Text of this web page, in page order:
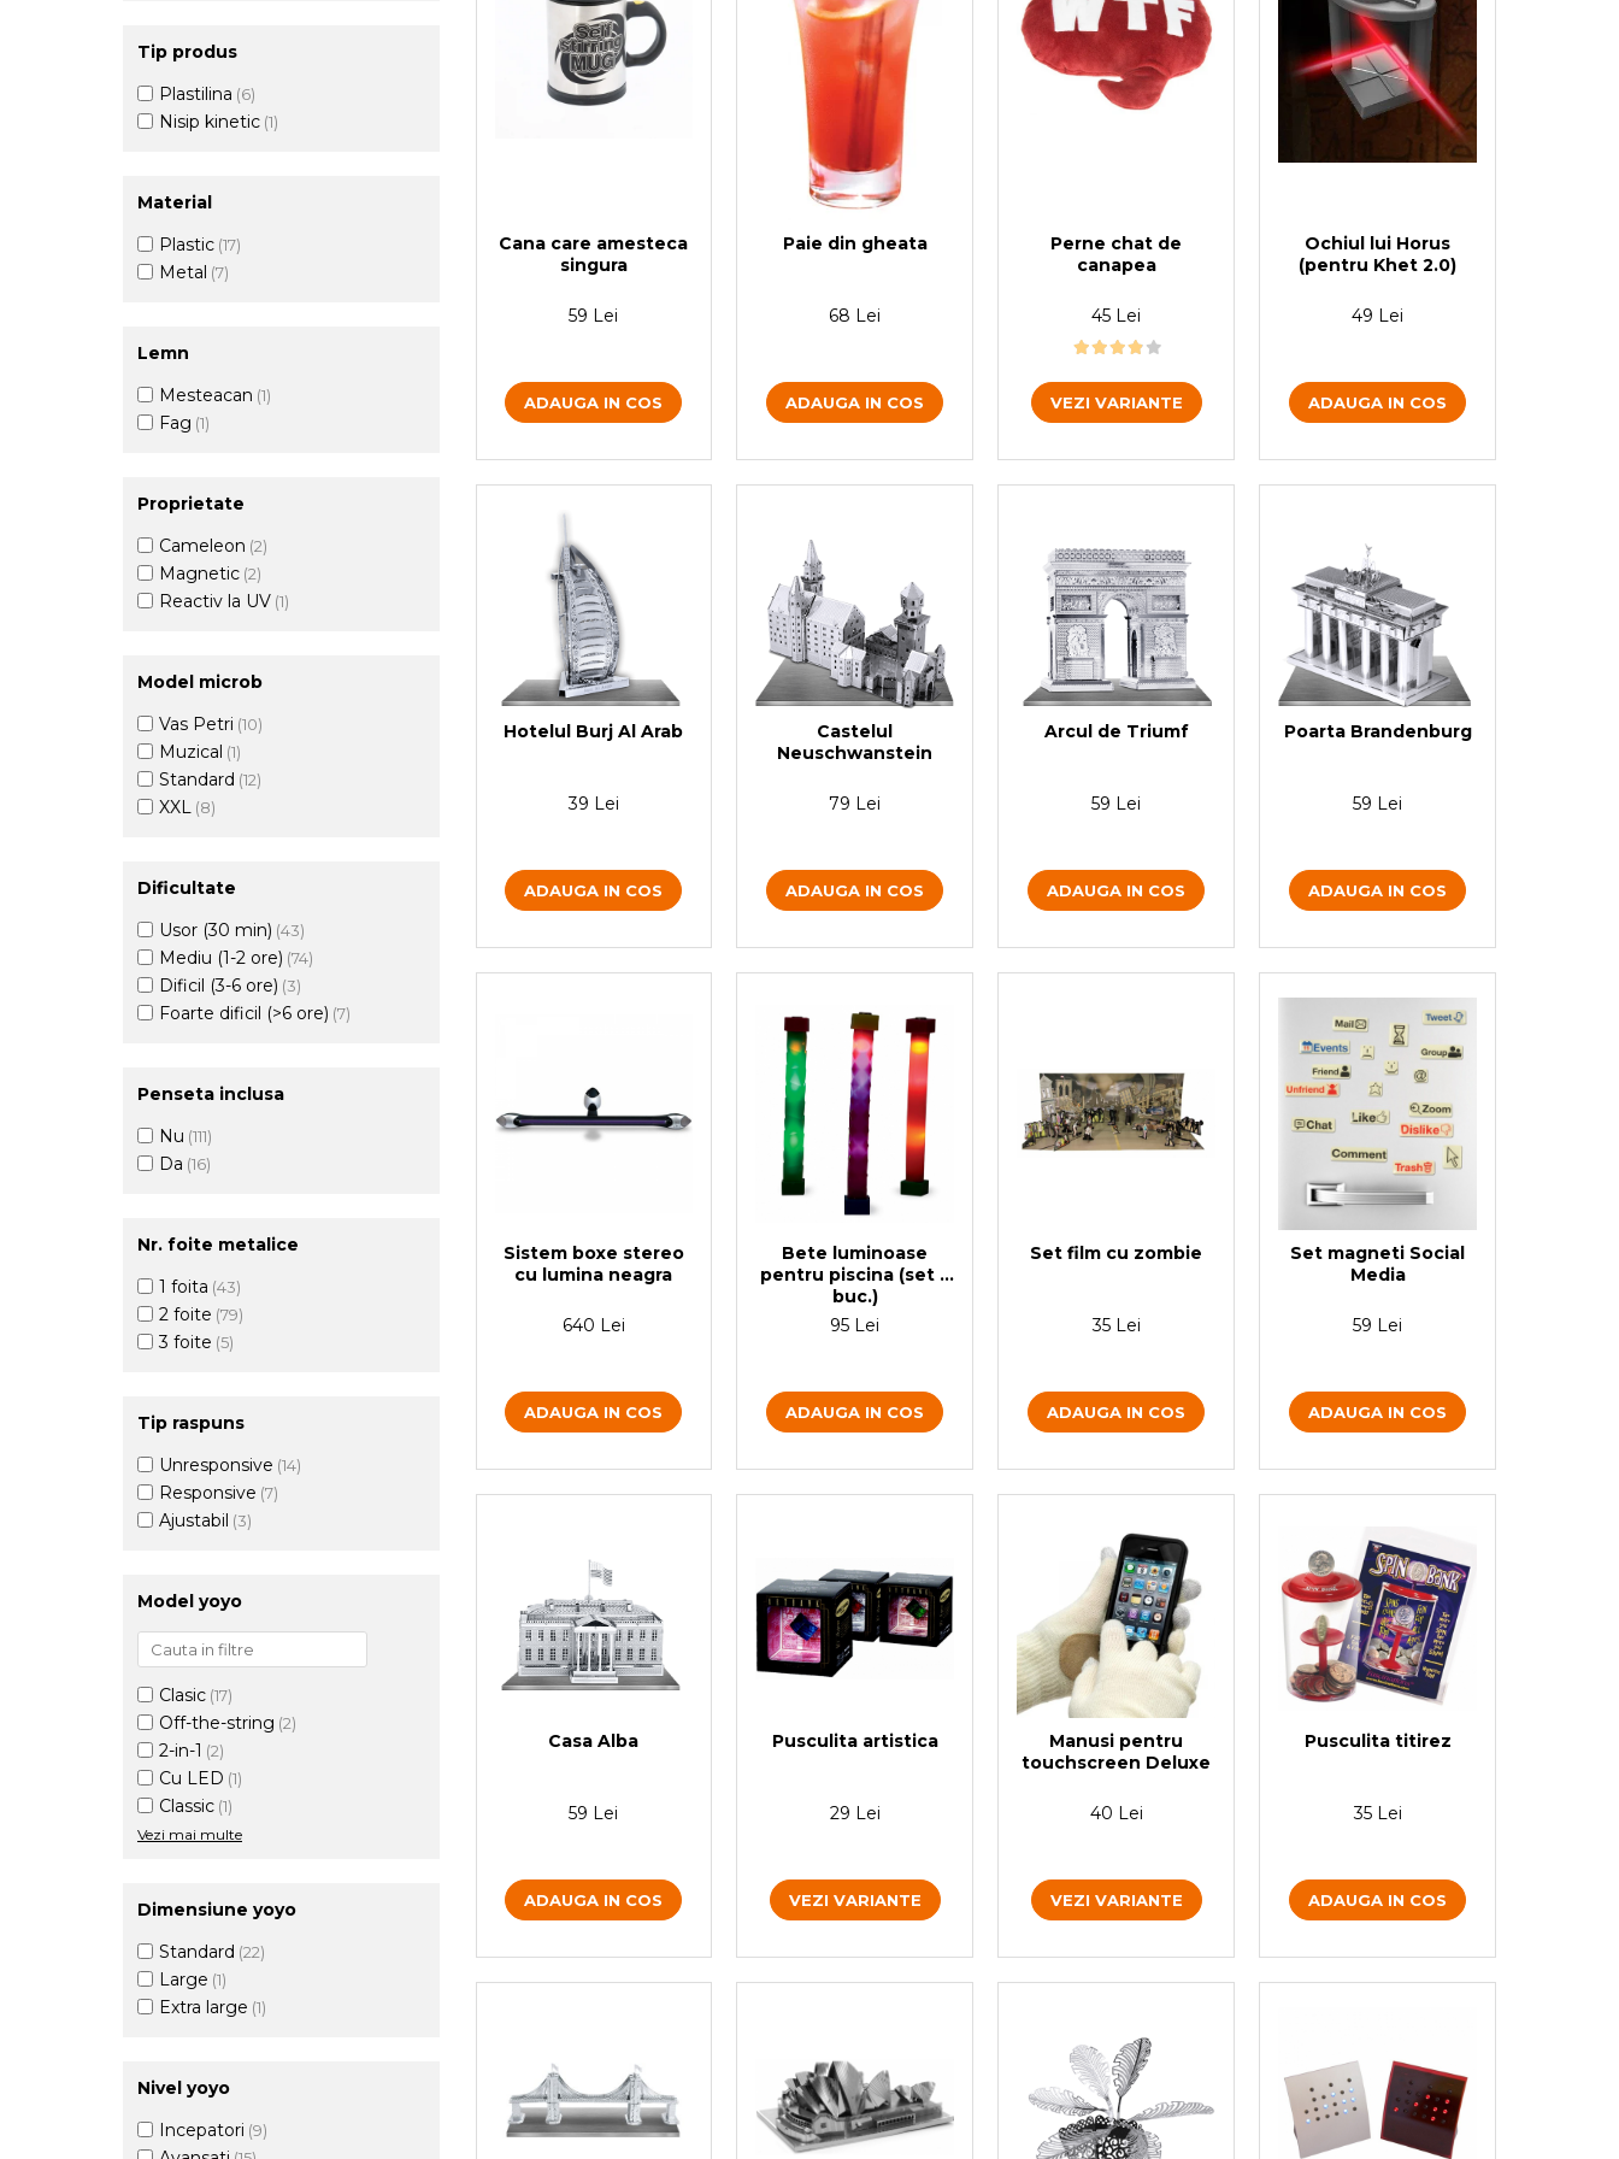
Tip produs
Plastilina (6)
Nisip kinetic (1)
Material
Plastic (17)
Metal (7)
Lemn
Mesteacan (1)
Fag (1)
Proprietate
Cameleon (2)
Magnetic (2)
Reactiv la UV (1)
Model microb
Vas Petri (10)
Muzical (1)
Standard (12)
XXL (8)
Dificultate
Usor (30 min) (43)
Mediu (1-2 ore) (74)
Dificil (3-6 ore) (3)
Foarte dificil (>6 ore) (7)
Penseta inclusa
Nu (111)
Da (16)
Nr. foite metalice
1 foita (43)
2 foite (79)
3 foite (5)
Tip raspuns
Unresponsive (14)
Responsive (7)
Ajustabil (3)
Model yoyo
Clasic (17)
Off-the-string (2)
2-in-1 (2)
Cu LED (1)
Classic (1)
Vezi mai multe
Dimensiune yoyo
Standard (22)
Large (1)
Extra large (1)
Nivel yoyo
Incepatori (9)
Cana care amesteca
singura
59 Lei
ADAUGA IN COS
Paie din gheata
68 Lei
ADAUGA IN COS
Perne chat de
canapea
45 Lei
VEZI VARIANTE
Ochiul lui Horus
(pentru Khet 2.0)
49 Lei
ADAUGA IN COS
Hotelul Burj Al Arab
39 Lei
ADAUGA IN COS
Castelul
Neuschwanstein
79 Lei
ADAUGA IN COS
Arcul de Triumf
59 Lei
ADAUGA IN COS
Poarta Brandenburg
59 Lei
ADAUGA IN COS
Sistem boxe stereo
cu lumina neagra
640 Lei
ADAUGA IN COS
Bete luminoase
pentru piscina (set 3
buc.)
95 Lei
ADAUGA IN COS
Set film cu zombie
35 Lei
ADAUGA IN COS
Set magneti Social
Media
59 Lei
ADAUGA IN COS
Casa Alba
59 Lei
ADAUGA IN COS
Pusculita artistica
29 Lei
VEZI VARIANTE
Manusi pentru
touchscreen Deluxe
40 Lei
VEZI VARIANTE
Pusculita titirez
35 Lei
ADAUGA IN COS